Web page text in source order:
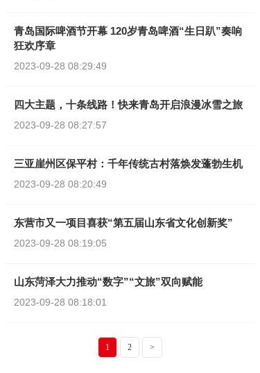
青岛国际啤酒节开幕 120岁青岛啤酒“生日趴”奏响
狂欢序章
2023-09-28 08:29:49
四大主题，十条线路！快来青岛开启浪漫冰雪之旅
2023-09-28 08:27:57
三亚崖州区保平村：千年传统古村落焕发蓬勃生机
2023-09-28 08:20:49
东营市又一项目喜获“第五届山东省文化创新奖”
2023-09-28 08:19:05
山东菏泽大力推动“数字”“文旅”双向赋能
2023-09-28 08:18:01
1 2 >